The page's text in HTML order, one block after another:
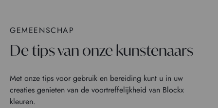
GEMEENSCHAP
De tips van onze kunstenaars
Met onze tips voor gebruik en bereiding kunt u in uw
creaties genieten van de voortreffelijkheid van Blockx
kleuren.